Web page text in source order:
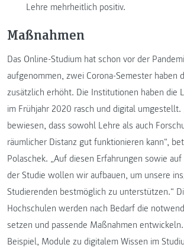
Lehre mehrheitlich positiv.
Maßnahmen
Das Online-Studium hat schon vor der
aufgenommen, zwei Corona-Semester haben
zusätzlich erhöht. Die Institutionen haben die
im Frühjahr 2020 rasch und digital umgestellt.
bewiesen, dass sowohl Lehre als auch
räumlicher Distanz gut funktionieren kann“,
Polaschek. „Auf diesen Erfahrungen sowie
der Studie wollen wir aufbauen, um unsere
Studierenden bestmöglich zu unterstützen.“
Hochschulen werden nach Bedarf die
setzen und passende Maßnahmen
Beispiel, Module zu digitalem Wissen im